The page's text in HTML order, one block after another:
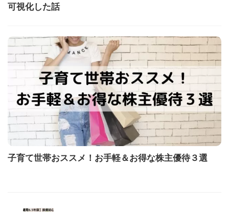
可視化した話
子育て世帯おススメ！お手軽＆お得な株主優待３選